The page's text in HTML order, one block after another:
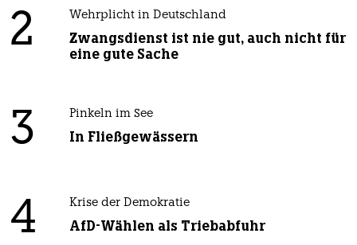
2 Wehrplicht in Deutschland
Zwangsdienst ist nie gut, auch nicht für
eine gute Sache
3 Pinkeln im See
In Fließgewässern
4 Krise der Demokratie
AfD-Wählen als Triebabfuhr